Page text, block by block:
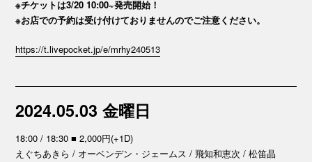
※チケットは3/20 10:00~発売開始！
※お店での予約は受け付けておりませんのでご注意ください。
https://t.livepocket.jp/e/mrhy240513
2024.05.03 金曜日
18:00 / 18:30 ■ 2,000円(+1D)
えぐちあきら / オーベンデン・ジェームス / 飛知和恵次 / 松笛晶